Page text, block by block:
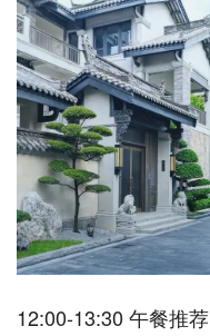
12:00-13:30 午餐推荐